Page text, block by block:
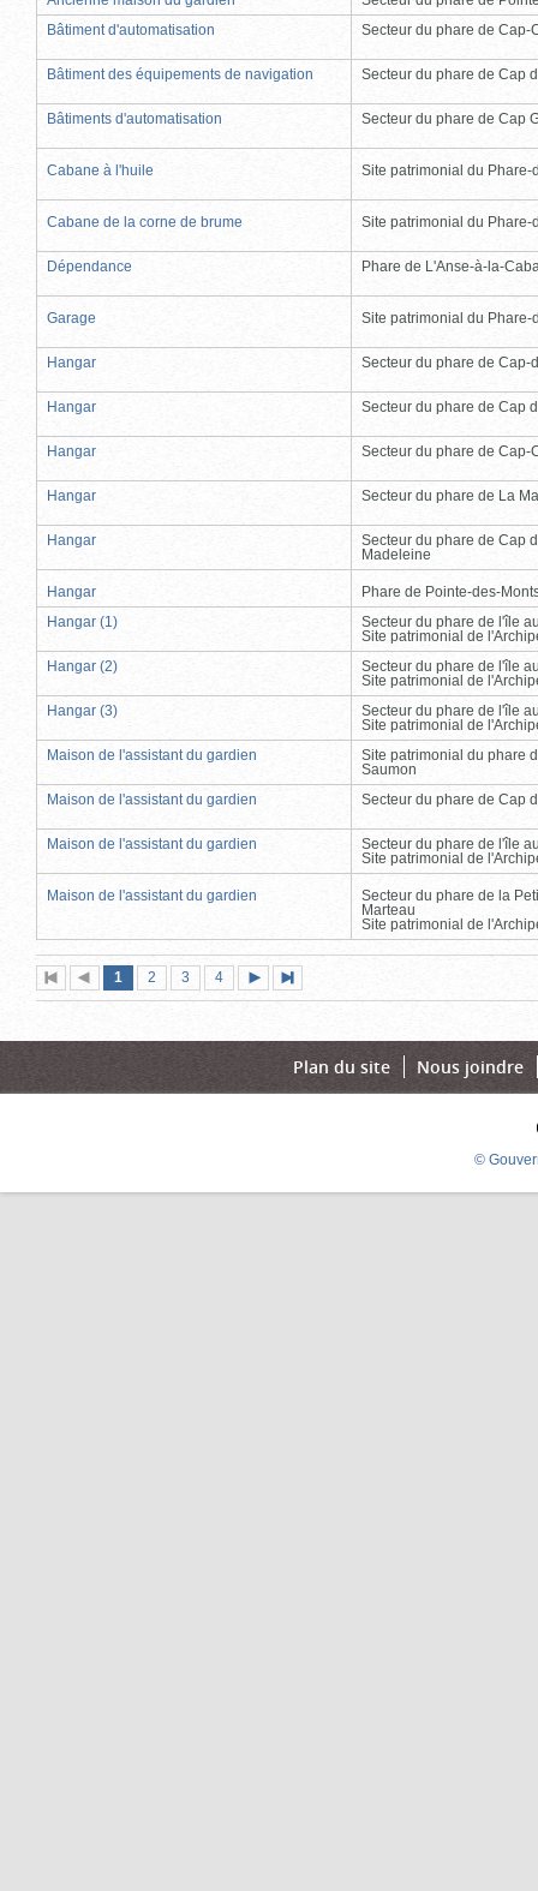
Bâtiment d'automatisation
Secteur du phare de Cap-
Bâtiment des équipements de navigation Secteur du phare de Cap
Bâtiments d'automatisation Secteur du phare de Cap
Cabane à l'huile Site patrimonial du Phare-
Cabane de la corne de brume Site patrimonial du Phare-
Dépendance Phare de L'Anse-à-la-
Garage Site patrimonial du Phare-
Hangar Secteur du phare de Cap-
Hangar Secteur du phare de Cap
Hangar Secteur du phare de Cap-
Hangar Secteur du phare de La
Hangar
Secteur du phare de Cap
Madeleine
Hangar
Phare de Pointe-des-
Hangar (1)
Secteur du phare de l'île
Site patrimonial de
Hangar (2)
Secteur du phare de l'île
Site patrimonial de
Hangar (3)
Secteur du phare de l'île
Site patrimonial de
Maison de l'assistant du gardien
Site patrimonial du phare
Saumon
Maison de l'assistant du gardien
Secteur du phare de Cap
Maison de l'assistant du gardien
Secteur du phare de l'île
Site patrimonial de
Maison de l'assistant du gardien
Secteur du phare de la
Marteau
Site patrimonial de
Première
page
Page
précédente
Page
1 (page
actuelle)
Page
2 Page
3 Page
4
suivante
page
Plan du site Nous joindre
©